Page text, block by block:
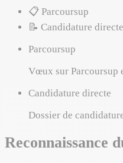
📋 Parcoursup
📝 Candidature directe
Parcoursup
Vœux sur Parcoursup
Candidature directe
Dossier de
Reconnaissance